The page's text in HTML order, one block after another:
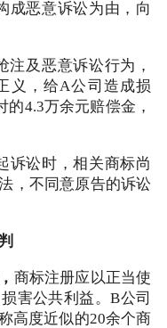
恶意诉讼为由，向
及恶意诉讼行为，
义，给A公司造成损
4.3万余元赔偿金，
讼时，相关商标尚
，不同意原告的诉讼
商标注册应以正当使
害公共利益。B公司
高度近似的20余个商